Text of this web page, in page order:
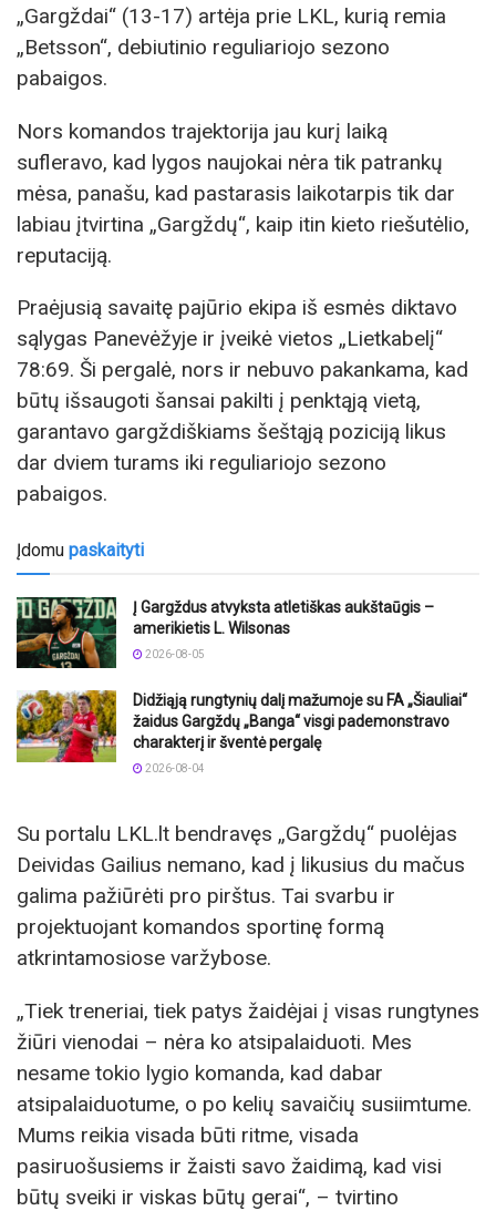
„Gargždai“ (13-17) artėja prie LKL, kurią remia
„Betsson“, debiutinio reguliariojo sezono
pabaigos.
Nors komandos trajektorija jau kurį laiką
sufleravo, kad lygos naujokai nėra tik patrankų
mėsa, panašu, kad pastarasis laikotarpis tik dar
labiau įtvirtina „Gargždų“, kaip itin kieto riešutėlio,
reputaciją.
Praėjusią savaitę pajūrio ekipa iš esmės diktavo
sąlygas Panevėžyje ir įveikė vietos „Lietkabelį“
78:69. Ši pergalė, nors ir nebuvo pakankama, kad
būtų išsaugoti šansai pakilti į penktąją vietą,
garantavo gargždiškiams šeštąją poziciją likus
dar dviem turams iki reguliariojo sezono
pabaigos.
Įdomu paskaityti
Į Gargždus atvyksta atletiškas aukštaūgis –
amerikietis L. Wilsonas
2026-08-05
Didžiąją rungtynių dalį mažumoje su FA „Šiauliai“
žaidus Gargždų „Banga“ visgi pademonstravo
charakterį ir šventė pergalę
2026-08-04
Su portalu LKL.lt bendravęs „Gargždų“ puolėjas
Deividas Gailius nemano, kad į likusius du mačus
galima pažiūrėti pro pirštus. Tai svarbu ir
projektuojant komandos sportinę formą
atkrintamosiose varžybose.
„Tiek treneriai, tiek patys žaidėjai į visas rungtynes
žiūri vienodai – nėra ko atsipalaiduoti. Mes
nesame tokio lygio komanda, kad dabar
atsipalaiduotume, o po kelių savaičių susiimtume.
Mums reikia visada būti ritme, visada
pasiruošusiems ir žaisti savo žaidimą, kad visi
būtų sveiki ir viskas būtų gerai“, – tvirtino